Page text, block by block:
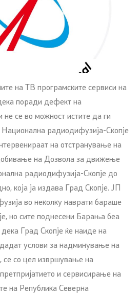
на ТВ програмските сервиси на
поради дефект на
се во можност истите да ги
радиодифузија-Скопје
на отстранување на
на Дозвола за движење
радиодифузија-Скопје до
која ја издава Град Скопје. ЈП
во неколку наврати бараше
но сите поднесени Барања беа
Град Скопје ќе наиде на
услови за надминување на
се со цел извршување на
и сервисирање на
на Република Северна